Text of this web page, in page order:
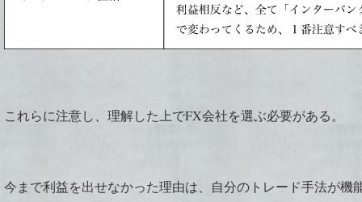
これらに注意し、理解した上でFX会社を選ぶ必要がある。
今まで利益を出せなかった理由は、自分のトレード手法が機